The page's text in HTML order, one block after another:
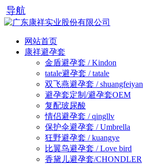
导航
网站首页
康祥避孕套
金盾避孕套 / Kindon
tatale避孕套 / tatale
双飞燕避孕套 / shuangfeiyan
避孕套定制/避孕套OEM
复配玻尿酸
情侣避孕套 / qingllv
保护伞避孕套 / Umbrella
狂野避孕套 / kuangye
比翼鸟避孕套 / Love bird
香黛儿避孕套/CHONDLER